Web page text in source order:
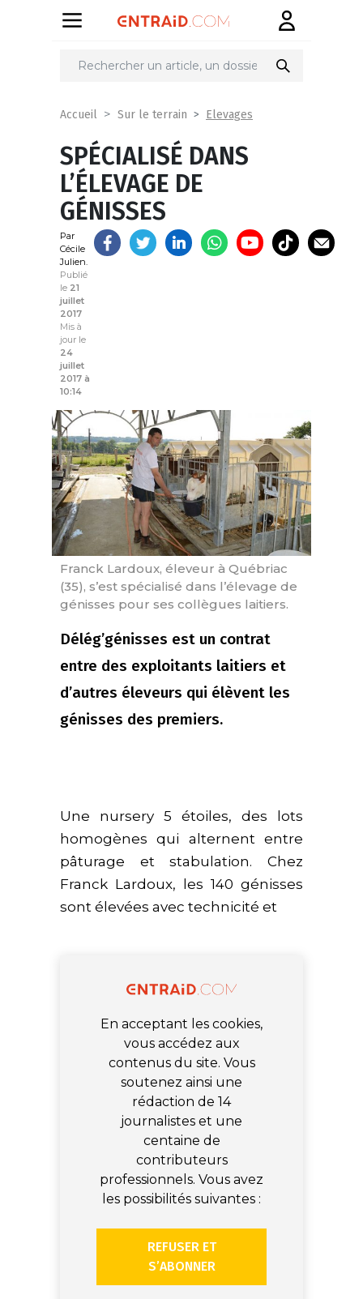
Partager
Accueil Sur le terrain Elevages
SPÉCIALISÉ DANS
L’ÉLEVAGE DE
GÉNISSES
Par
Cécile
Julien.
Publié
le 21
juillet
2017
Mis à
jour le
24
juillet
2017 à
10:14
Franck Lardoux, éleveur à Québriac
(35), s’est spécialisé dans l’élevage de
génisses pour ses collègues laitiers.
Délég’génisses est un contrat
entre des exploitants laitiers et
d’autres éleveurs qui élèvent les
génisses des premiers.
Une nursery 5 étoiles, des lots
homogènes qui alternent entre
pâturage et stabulation. Chez
Franck Lardoux, les 140 génisses
sont élevées avec technicité et
En acceptant les cookies,
vous accédez aux
contenus du site. Vous
soutenez ainsi une
rédaction de 14
journalistes et une
centaine de
contributeurs
professionnels. Vous avez
les possibilités suivantes :
REFUSER ET
S’ABONNER